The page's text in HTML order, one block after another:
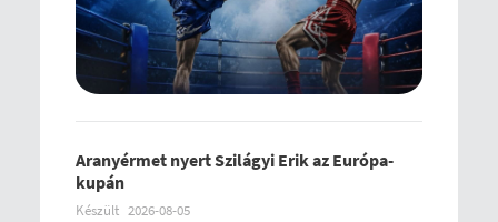
Aranyérmet nyert Szilágyi Erik az Európa-
kupán
Készült 2026-08-05